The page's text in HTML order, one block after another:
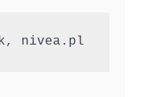
nivea.pl